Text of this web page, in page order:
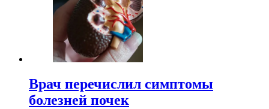
Врач перечислил симптомы
болезней почек